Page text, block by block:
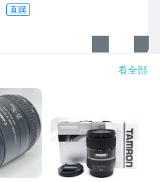
直購
看全部